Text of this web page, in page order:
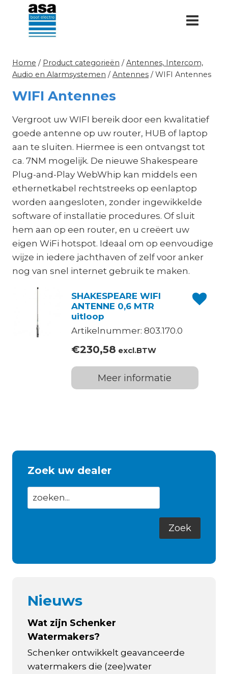
Doorgaan
inhoud
Home / Product categorieën / Antennes, Intercom,
Audio en Alarmsystemen / Antennes / WIFI Antennes
WIFI Antennes
Vergroot uw WIFI bereik door een kwalitatief
goede antenne op uw router, HUB of laptop
aan te sluiten. Hiermee is een ontvangst tot
ca. 7NM mogelijk. De nieuwe Shakespeare
Plug-and-Play WebWhip kan middels een
ethernetkabel rechtstreeks op eenlaptop
worden aangesloten, zonder ingewikkelde
software of installatie procedures. Of sluit
hem aan op een router, en u creëert uw
eigen WiFi hotspot. Ideaal om op eenvoudige
wijze in iedere jachthaven of zelf voor anker
nog van snel internet gebruik te maken.
SHAKESPEARE WIFI
ANTENNE 0,6 MTR
uitloop
Artikelnummer: 803.170.0
€230,58 excl.BTW
Meer informatie
Zoek uw dealer
Nieuws
Wat zijn Schenker
Watermakers?
Schenker ontwikkelt geavanceerde
watermakers die (zee)water